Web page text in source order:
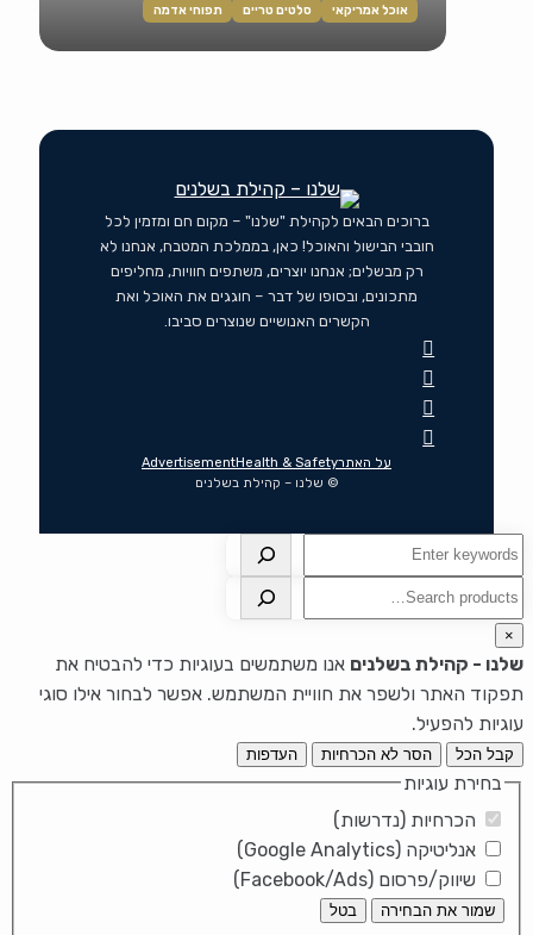
אוכל אמריקאי סלטים טריים תפוחי אדמה
ברוכים הבאים לקהילת "שלנו" – מקום חם ומזמין לכל
חובבי הבישול והאוכל! כאן, בממלכת המטבח, אנחנו לא
רק מבשלים; אנחנו יוצרים, משתפים חוויות, מחליפים
מתכונים, ובסופו של דבר – חוגגים את האוכל ואת
הקשרים האנושיים שנוצרים סביבו.
על האתרHealth & Safety
Advertisement
© שלנו – קהילת בשלנים
חיפוש
חיפוש
×
שלנו - קהילת בשלנים אנו משתמשים בעוגיות כדי להבטיח את
תפקוד האתר ולשפר את חוויית המשתמש. אפשר לבחור אילו סוגי
עוגיות להפעיל.
קבל הכל הסר לא הכרחיות העדפות
בחירת עוגיות
הכרחיות (נדרשות)
אנליטיקה (Google Analytics)
שיווק/פרסום (Facebook/Ads)
שמור את הבחירה בטל